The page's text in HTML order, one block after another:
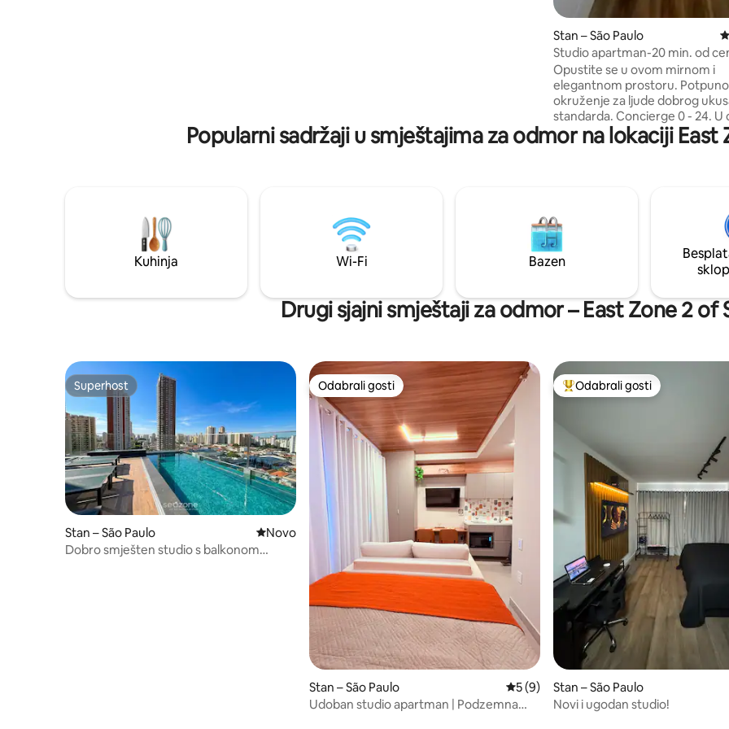
Stan – São Paulo
Studio apartman-20 min. od
SP/250m od stanice podzemne
željeznice V.Matilde
Opustite se u ovom mirnom i
elegantnom prostoru.
okruženje za ljude dobrog
standarda. Concierge 0 - 24. U
nalazi potpuno opremljena
blizini tržnice, pekare,
nadoplatu putem Pix sustava.
od poznatog trga Toco. 20
podzemnom željeznicom od
Paula i 10 minuta od stadiona
Química Arena.
Popularni sadržaji u smještajima za odmor na lokaciji East
Kuhinja Wi-Fi Bazen
Drugi sjajni smještaji za odmor – East Zone 2 of
Superhost
Superhost
Stan – São Paulo Novi smještaj
Novo
Dobro smješten studio s balkonom
Odabrali gosti
Odabrali gosti
Stan – São Paulo Prosječna ocjena: 5/5, recenzija: 9
5 (9)
Udoban studio apartman | Podzemna
Među najviše rangiranima s
Odabrali gosti
Stan – São Paulo
Novi i ugodan studio!